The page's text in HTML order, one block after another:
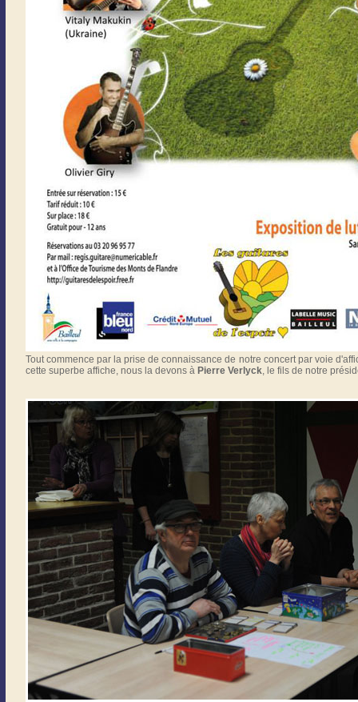
Tout commence par la prise de connaissance de notre concert par voie
cette superbe affiche, nous la devons à Pierre Verlyck, le fils de notre